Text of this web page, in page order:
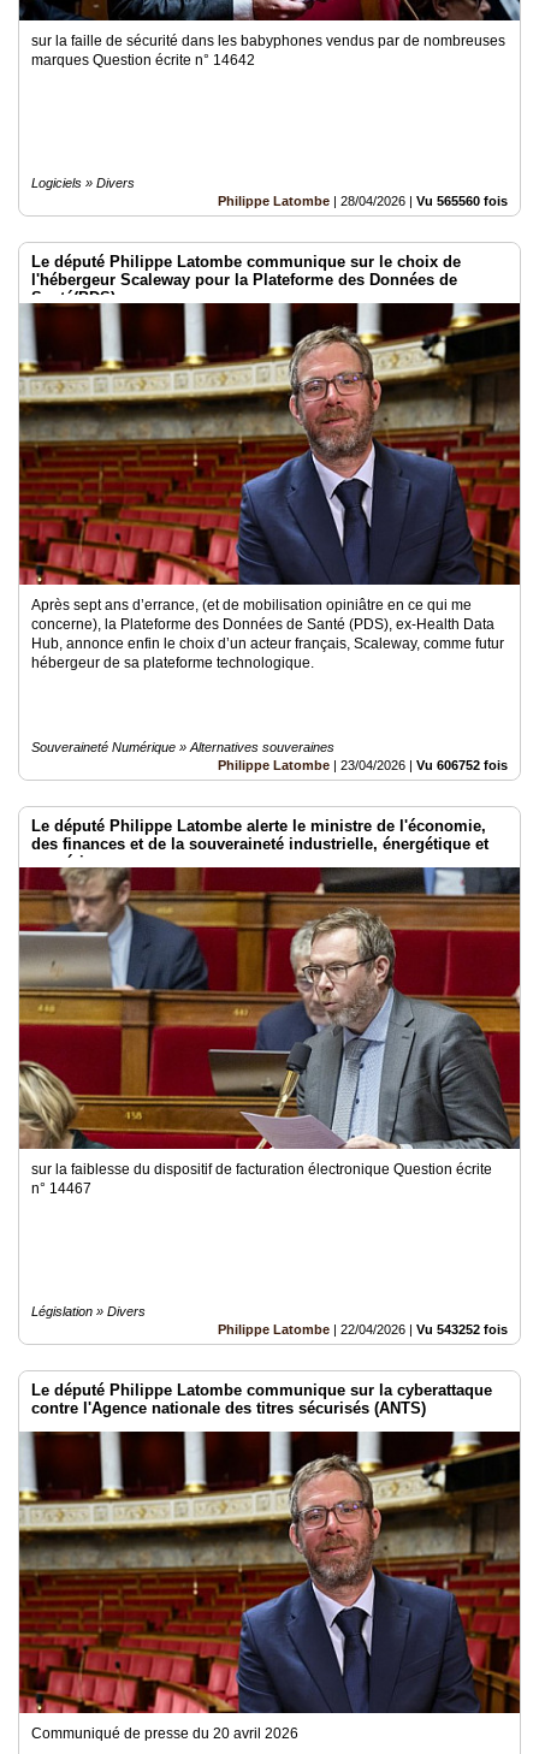
sur la faille de sécurité dans les babyphones vendus par de nombreuses
marques Question écrite n° 14642
Logiciels » Divers
Philippe Latombe | 28/04/2026 | Vu 565560 fois
Le député Philippe Latombe communique sur le choix de
l'hébergeur Scaleway pour la Plateforme des Données de
Santé(PDS)
Après sept ans d’errance, (et de mobilisation opiniâtre en ce qui me
concerne), la Plateforme des Données de Santé (PDS), ex-Health Data
Hub, annonce enfin le choix d’un acteur français, Scaleway, comme futur
hébergeur de sa plateforme technologique.
Souveraineté Numérique » Alternatives souveraines
Philippe Latombe | 23/04/2026 | Vu 606752 fois
Le député Philippe Latombe alerte le ministre de l'économie,
des finances et de la souveraineté industrielle, énergétique et
numérique
sur la faiblesse du dispositif de facturation électronique Question écrite
n° 14467
Législation » Divers
Philippe Latombe | 22/04/2026 | Vu 543252 fois
Le député Philippe Latombe communique sur la cyberattaque
contre l'Agence nationale des titres sécurisés (ANTS)
Communiqué de presse du 20 avril 2026